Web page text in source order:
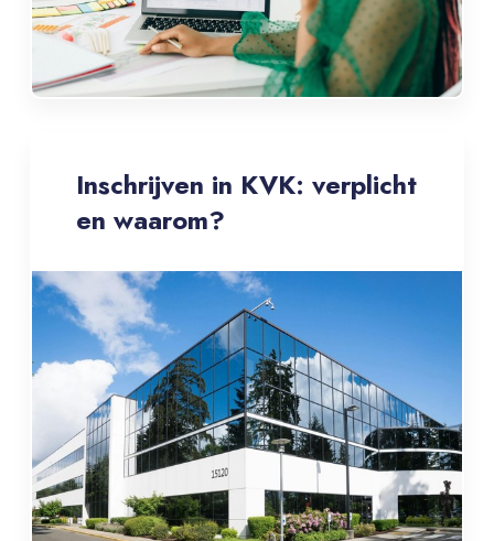
Inschrijven in KVK: verplicht
en waarom?